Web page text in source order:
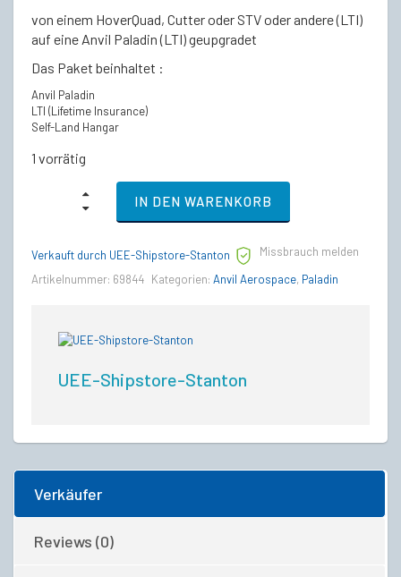
€366,50€294,50.
von einem HoverQuad, Cutter oder STV oder andere (LTI)
auf eine Anvil Paladin (LTI) geupgradet
Das Paket beinhaltet :
Anvil Paladin
LTI (Lifetime Insurance)
Self-Land Hangar
1 vorrätig
Lebenslange
(CCU’d)
IN DEN WARENKORB
Verkauft durch UEE-Shipstore-Stanton
Missbrauch melden
Artikelnummer: 69844 Kategorien: Anvil Aerospace, Paladin
UEE-Shipstore-Stanton
Verkäufer
Reviews (0)